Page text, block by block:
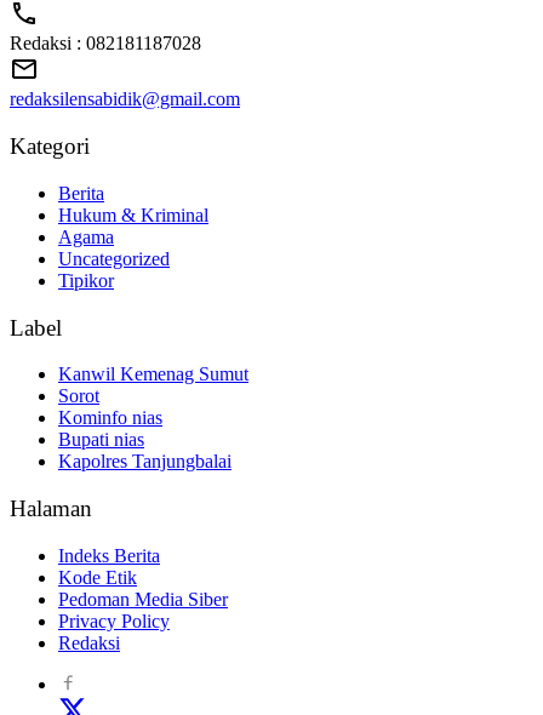
Redaksi : 082181187028
redaksilensabidik@gmail.com
Kategori
Berita
Hukum & Kriminal
Agama
Uncategorized
Tipikor
Label
Kanwil Kemenag Sumut
Sorot
Kominfo nias
Bupati nias
Kapolres Tanjungbalai
Halaman
Indeks Berita
Kode Etik
Pedoman Media Siber
Privacy Policy
Redaksi